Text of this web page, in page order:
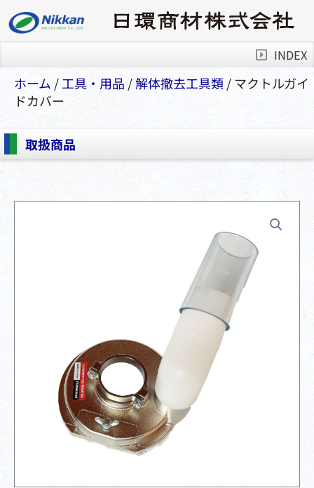
INDEX
ホーム /⼯具・⽤品 /解体撤去工具類/ マクトルガイ
ドカバー
取扱商品